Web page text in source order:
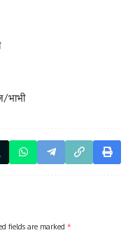
fields are marked *